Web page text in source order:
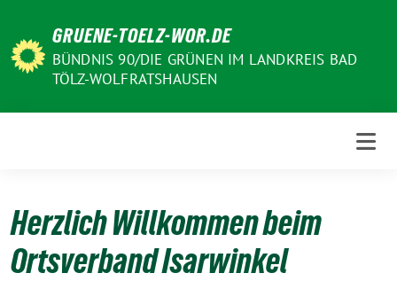
zum
Inhalt
GRUENE-TOELZ-WOR.DE
BÜNDNIS 90/DIE GRÜNEN IM LANDKREIS BAD
TÖLZ-WOLFRATSHAUSEN
Herzlich Willkommen beim
Ortsverband Isarwinkel